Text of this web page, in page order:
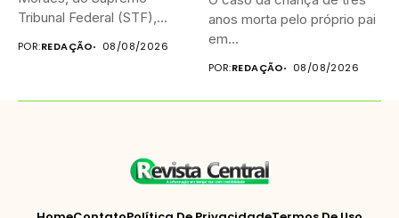
Tribunal Federal (STF),
negou neste...
POR:REDAÇÃO 08/08/2026
anos morta pelo próprio pai
em...
POR:REDAÇÃO 08/08/2026